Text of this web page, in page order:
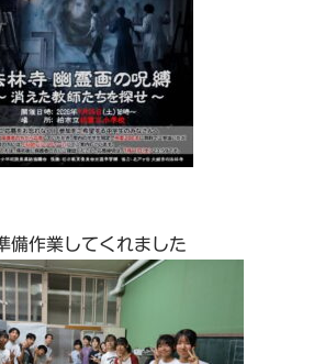
備作業してくれました